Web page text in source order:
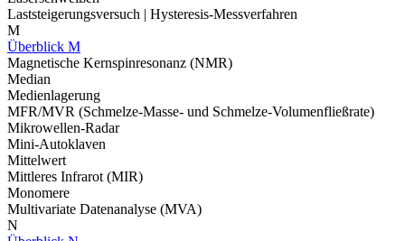
Laststeigerungsversuch | Hysteresis-Messverfahren
M
Überblick M
Magnetische Kernspinresonanz (NMR)
Median
Medienlagerung
MFR/MVR (Schmelze-Masse- und Schmelze-Volumenfließrate)
Mikrowellen-Radar
Mini-Autoklaven
Mittelwert
Mittleres Infrarot (MIR)
Monomere
Multivariate Datenanalyse (MVA)
N